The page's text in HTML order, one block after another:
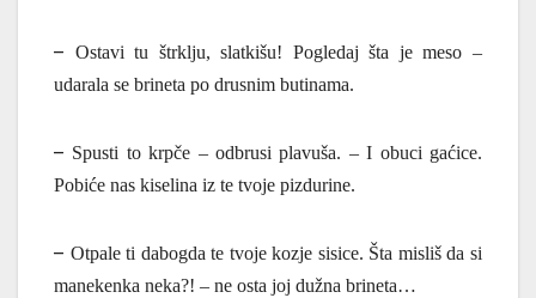
– Ostavi tu štrklju, slatkišu! Pogledaj šta je meso –
udarala se brineta po drusnim butinama.
– Spusti to krpče – odbrusi plavuša. – I obuci gaćice.
Pobiće nas kiselina iz te tvoje pizdurine.
– Otpale ti dabogda te tvoje kozje sisice. Šta misliš da si
manekenka neka?! – ne osta joj dužna brineta…